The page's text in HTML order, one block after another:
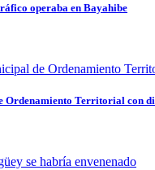
operaba en Bayahibe
Territorial con